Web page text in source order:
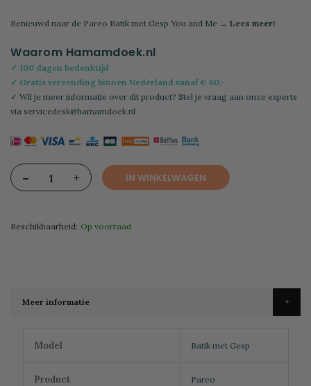
Benieuwd naar de Pareo Batik met Gesp You and Me → Lees meer!
Waarom Hamamdoek.nl
✓ 100 dagen bedenktijd
✓ Gratis verzending binnen Nederland vanaf € 60,-
✓ Wil je meer informatie over dit product? Stel je vraag aan onze experts
via servicedesk@hamamdoek.nl
- + IN WINKELWAGEN
Beschikbaarheid: Op voorraad
Meer informatie
informatie
Model Batik met Gesp
Product Pareo